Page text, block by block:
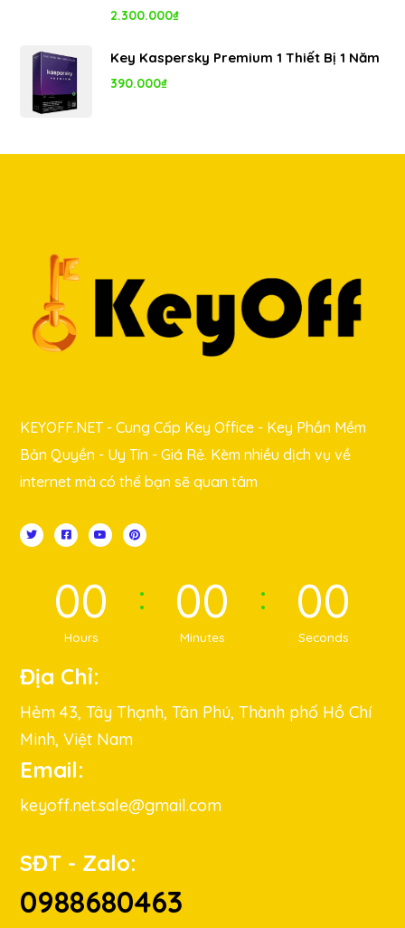
2.300.000₫
Key Kaspersky Premium 1 Thiết Bị 1 Năm
390.000₫
KEYOFF.NET - Cung Cấp Key Office - Key Phần Mềm
Bản Quyền - Uy Tín - Giá Rẻ. Kèm nhiều dịch vụ về
internet mà có thể bạn sẽ quan tâm
00
Hours
00
Minutes
00
Seconds
Địa Chỉ:
Hẻm 43, Tây Thạnh, Tân Phú, Thành phố Hồ Chí
Minh, Việt Nam
Email:
keyoff.net.sale@gmail.com
SĐT - Zalo:
0988680463